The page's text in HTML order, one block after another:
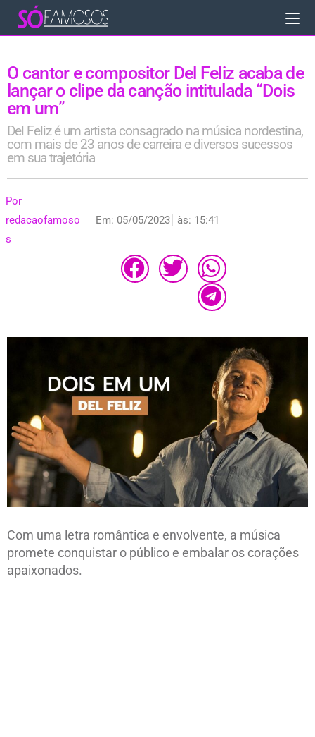
O cantor e compositor Del Feliz acaba de
lançar o clipe da canção intitulada “Dois
em um”
Del Feliz é um artista consagrado na música nordestina,
com mais de 23 anos de carreira e diversos sucessos
em sua trajetória
Por
redacaofamoso
s
Em: 05/05/2023 às: 15:41
Com uma letra romântica e envolvente, a música
promete conquistar o público e embalar os corações
apaixonados.